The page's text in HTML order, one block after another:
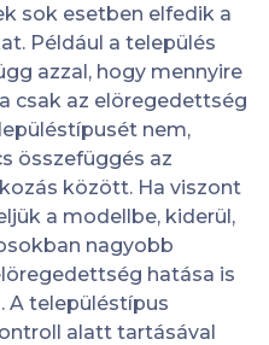
sok esetben elfedik a
Például a település
azzal, hogy mennyire
csak az elöregedettség
nem,
összefüggés az
között. Ha viszont
a modellbe, kiderül,
nagyobb
hatása is
A településtípus
alatt tartásával